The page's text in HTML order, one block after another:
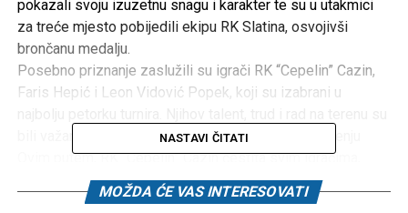
pokazali svoju izuzetnu snagu i karakter te su u utakmici
za treće mjesto pobijedili ekipu RK Slatina, osvojivši
brončanu medalju.
Posebno priznanje zaslužili su igrači RK “Cepelin” Cazin,
Faris Hepić i Leon Vidović Popek, koji su izabrani u
bili važan dio uspjeha našeg kluba na ovom takmičenju
Ovim putem, RK “Cepelin” Cazin čestita svim igračima,
trenerima i roditeljima na izvanrednom uspjehu na
međunarodnom turniru u Virovitici.
NASTAVI ČITATI
MOŽDA ĆE VAS INTERESOVATI